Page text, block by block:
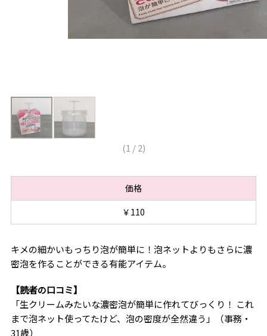
(1 /2)
価格
￥110
キメの細かいもっちり泡が簡単に！泡ネットよりもさらに濃
密泡を作ることができる有能アイテム。
【読者の口コミ】
「生クリームみたいな濃密泡が簡単に作れてびっくり！ これ
まで泡ネット使ってたけど、泡の密度が全然違う」（事務・
31歳）